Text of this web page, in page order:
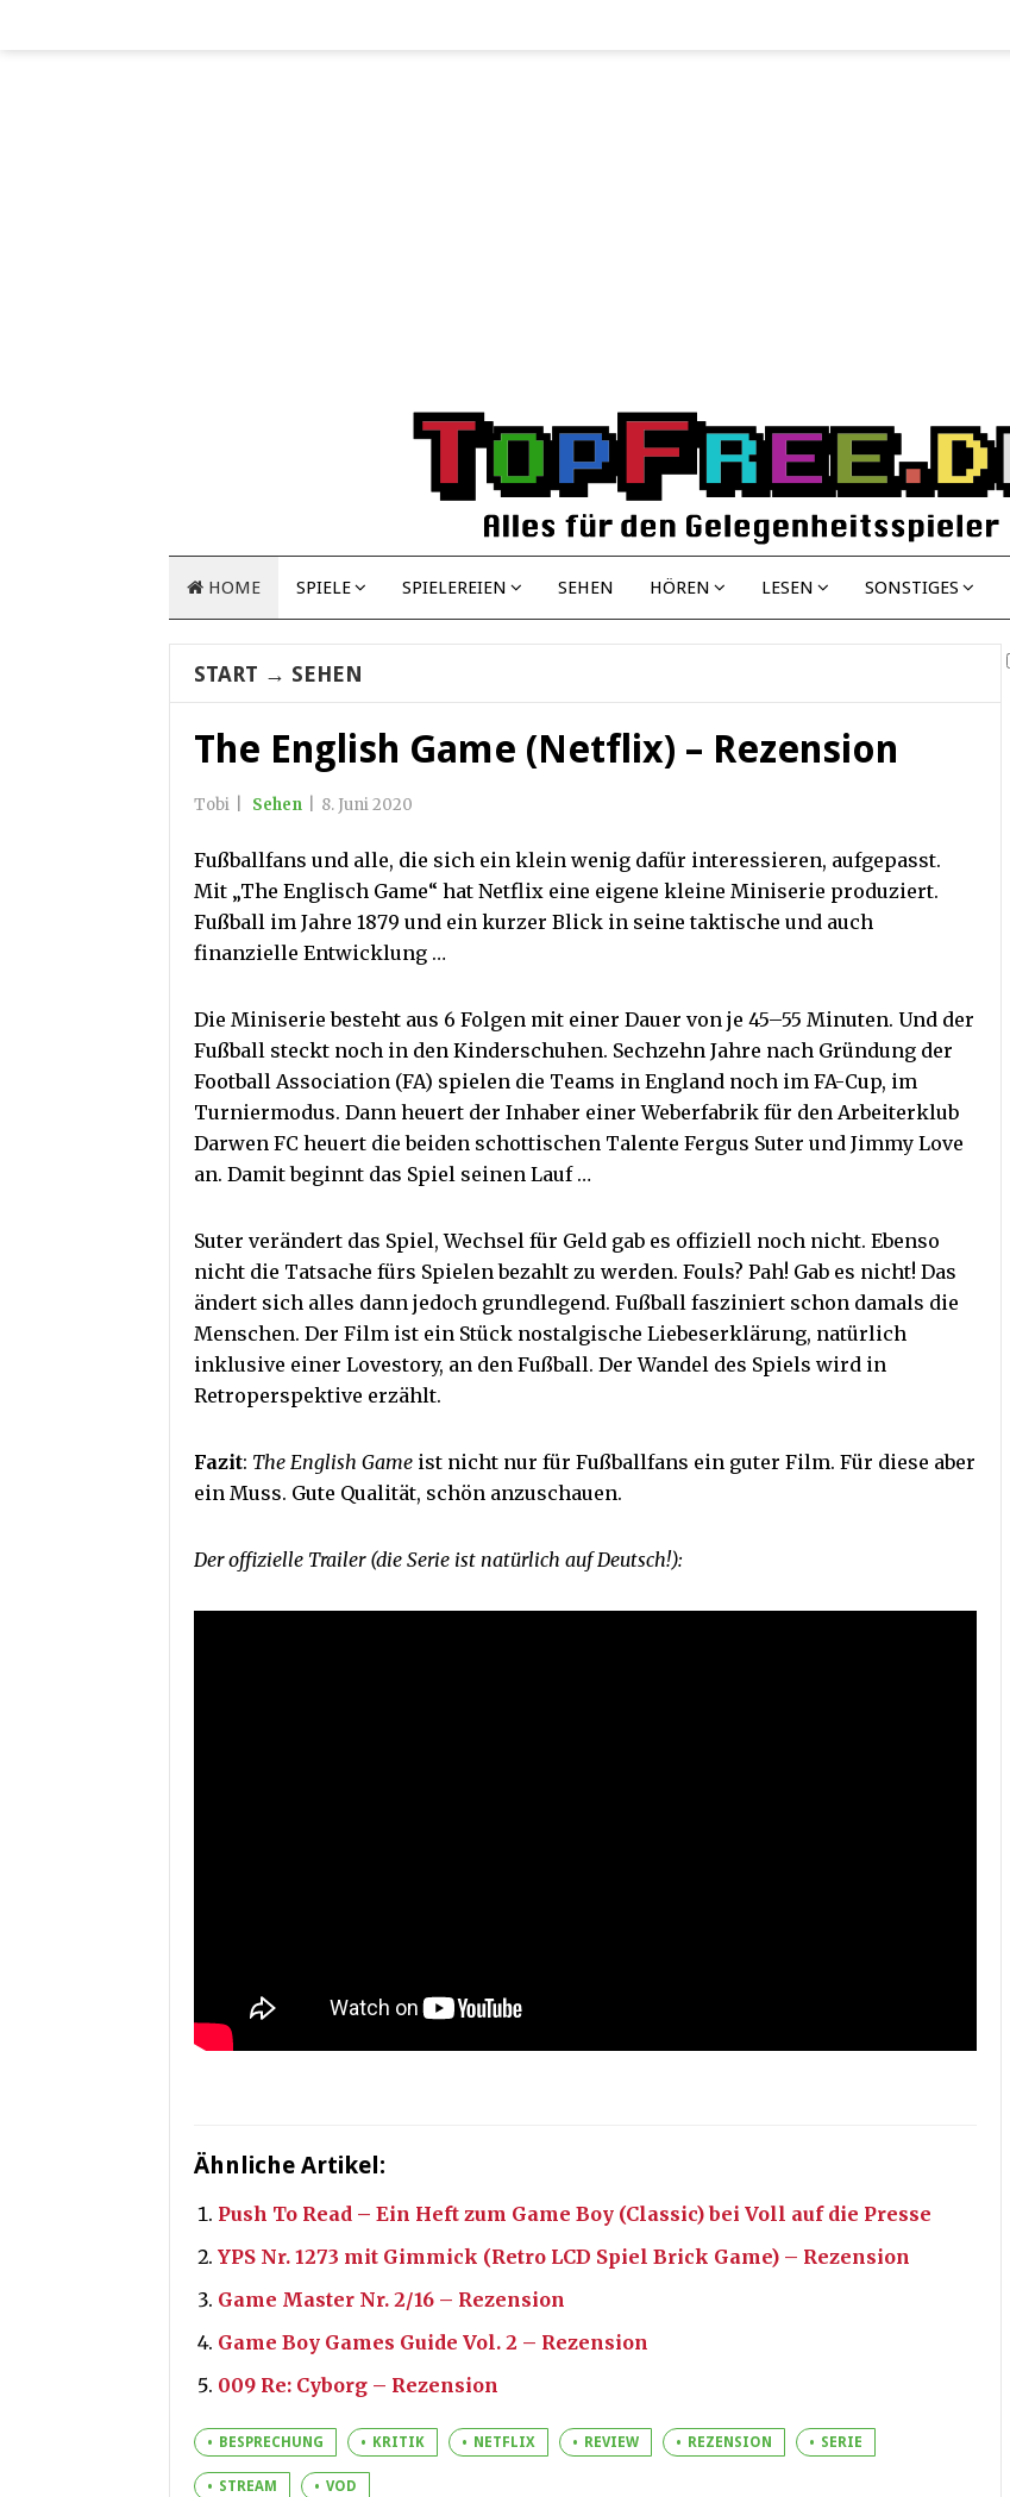
HOME SPIELE SPIELEREIEN SEHEN HÖREN LESEN SONSTIGES
START → SEHEN
The English Game (Netflix) – Rezension
Tobi Sehen 8. Juni 2020
Fußballfans und alle, die sich ein klein wenig dafür interessieren, aufgepasst.
Mit „The Englisch Game“ hat Netflix eine eigene kleine Miniserie produziert.
Fußball im Jahre 1879 und ein kurzer Blick in seine taktische und auch
finanzielle Entwicklung …
Die Miniserie besteht aus 6 Folgen mit einer Dauer von je 45–55 Minuten. Und der
Fußball steckt noch in den Kinderschuhen. Sechzehn Jahre nach Gründung der
Football Association (FA) spielen die Teams in England noch im FA-Cup, im
Turniermodus. Dann heuert der Inhaber einer Weberfabrik für den Arbeiterklub
Darwen FC heuert die beiden schottischen Talente Fergus Suter und Jimmy Love
an. Damit beginnt das Spiel seinen Lauf …
Suter verändert das Spiel, Wechsel für Geld gab es offiziell noch nicht. Ebenso
nicht die Tatsache fürs Spielen bezahlt zu werden. Fouls? Pah! Gab es nicht! Das
ändert sich alles dann jedoch grundlegend. Fußball fasziniert schon damals die
Menschen. Der Film ist ein Stück nostalgische Liebeserklärung, natürlich
inklusive einer Lovestory, an den Fußball. Der Wandel des Spiels wird in
Retroperspektive erzählt.
Fazit: The English Game ist nicht nur für Fußballfans ein guter Film. Für diese aber
ein Muss. Gute Qualität, schön anzuschauen.
Der offizielle Trailer (die Serie ist natürlich auf Deutsch!):
Ähnliche Artikel:
Push To Read – Ein Heft zum Game Boy (Classic) bei Voll auf die Presse
YPS Nr. 1273 mit Gimmick (Retro LCD Spiel Brick Game) – Rezension
Game Master Nr. 2/16 – Rezension
Game Boy Games Guide Vol. 2 – Rezension
009 Re: Cyborg – Rezension
BESPRECHUNG KRITIK NETFLIX REVIEW REZENSION SERIE
STREAM VOD